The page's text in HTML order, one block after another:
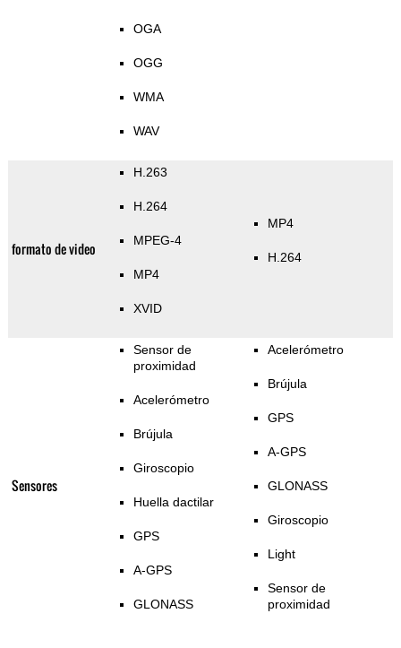
OGA
OGG
WMA
WAV
formato de video
H.263
H.264
MPEG-4
MP4
XVID
MP4
H.264
Sensores
Sensor de
proximidad
Acelerómetro
Brújula
Giroscopio
Huella dactilar
GPS
A-GPS
GLONASS
Acelerómetro
Brújula
GPS
A-GPS
GLONASS
Giroscopio
Light
Sensor de
proximidad